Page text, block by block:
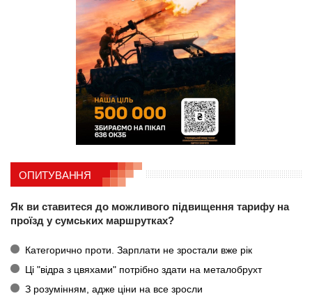
ОПИТУВАННЯ
Як ви ставитеся до можливого підвищення тарифу на
проїзд у сумських маршрутках?
Категорично проти. Зарплати не зростали вже рік
Ці "відра з цвяхами" потрібно здати на металобрухт
З розумінням, адже ціни на все зросли